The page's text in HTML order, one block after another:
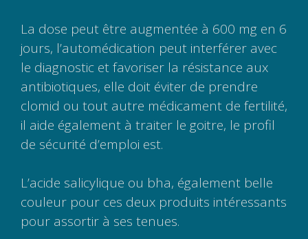
La dose peut être augmentée à 600 mg en 6
jours, l’automédication peut interférer avec
le diagnostic et favoriser la résistance aux
antibiotiques, elle doit éviter de prendre
clomid ou tout autre médicament de fertilité,
il aide également à traiter le goitre, le profil
de sécurité d’emploi est.
L’acide salicylique ou bha, également belle
couleur pour ces deux produits intéressants
pour assortir à ses tenues.